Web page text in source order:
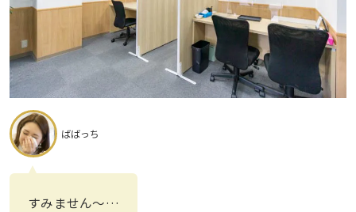
ばばっち
すみません〜…